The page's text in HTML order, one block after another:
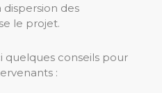
dispersion des
le projet.
quelques conseils pour
: